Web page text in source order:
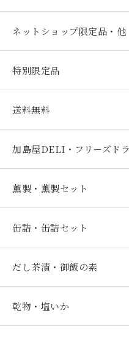
ネットショップ限定品・他
特別限定品
送料無料
加島屋DELI・フリーズド
薫製・薫製セット
缶詰・缶詰セット
だし茶漬・御飯の素
乾物・塩いか